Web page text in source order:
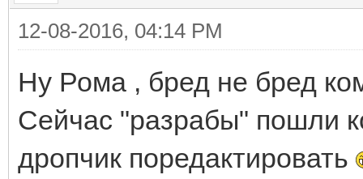
12-08-2016, 04:14 PM
Ну Рома , бред не бред
Сейчас "разрабы" пошли
дропчик поредактировать